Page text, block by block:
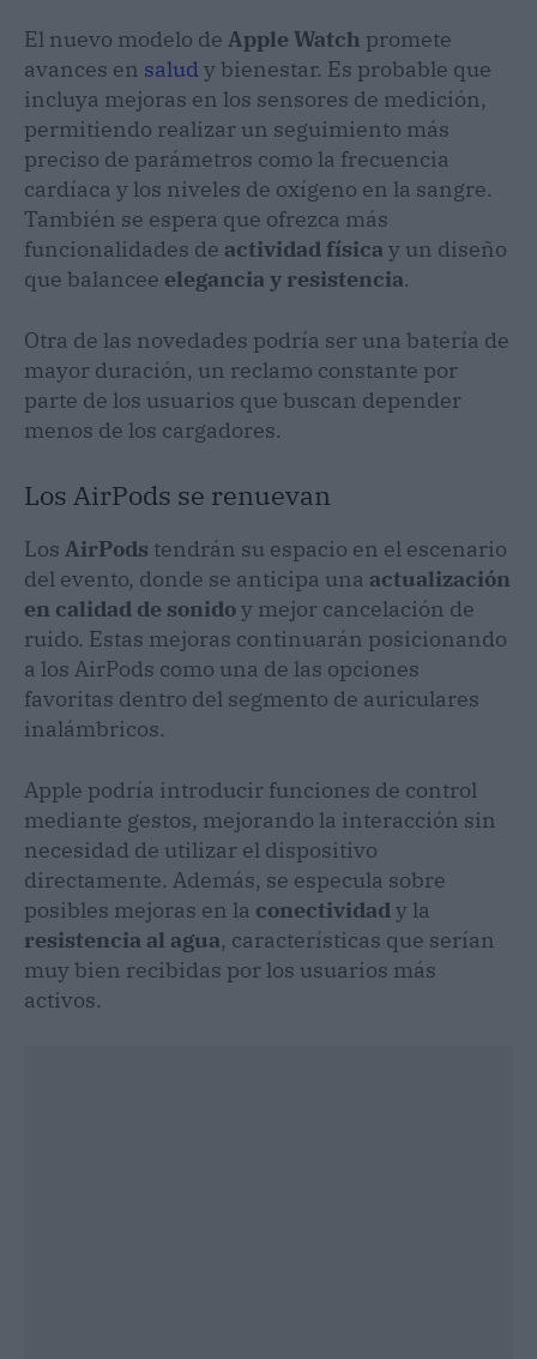
El nuevo modelo de Apple Watch promete
avances en salud y bienestar. Es probable que
incluya mejoras en los sensores de medición,
permitiendo realizar un seguimiento más
preciso de parámetros como la frecuencia
cardíaca y los niveles de oxígeno en la sangre.
También se espera que ofrezca más
funcionalidades de actividad física y un diseño
que balancee elegancia y resistencia.
Otra de las novedades podría ser una batería de
mayor duración, un reclamo constante por
parte de los usuarios que buscan depender
menos de los cargadores.
Los AirPods se renuevan
Los AirPods tendrán su espacio en el escenario
del evento, donde se anticipa una actualización
en calidad de sonidoy mejor cancelación de
ruido. Estas mejoras continuarán posicionando
a los AirPods como una de las opciones
favoritas dentro del segmento de auriculares
inalámbricos.
Apple podría introducir funciones de control
mediante gestos, mejorando la interacción sin
necesidad de utilizar el dispositivo
directamente. Además, se especula sobre
posibles mejoras en la conectividady la
resistencia al agua, características que serían
muy bien recibidas por los usuarios más
activos.